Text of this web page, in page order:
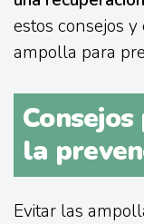
estos consejos
ampolla para
la
Evitar las